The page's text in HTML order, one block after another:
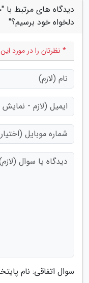
دیدگاه های مرتبط با
دلخواه خود برسیم؟"
* نظرتان را در مورد این
سوال اتفاقی: نام